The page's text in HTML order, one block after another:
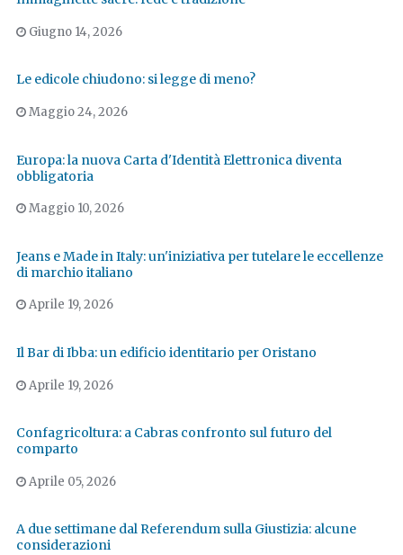
Giugno 14, 2026
Le edicole chiudono: si legge di meno?
Maggio 24, 2026
Europa: la nuova Carta d'Identità Elettronica diventa
obbligatoria
Maggio 10, 2026
Jeans e Made in Italy: un'iniziativa per tutelare le eccellenze
di marchio italiano
Aprile 19, 2026
Il Bar di Ibba: un edificio identitario per Oristano
Aprile 19, 2026
Confagricoltura: a Cabras confronto sul futuro del
comparto
Aprile 05, 2026
A due settimane dal Referendum sulla Giustizia: alcune
considerazioni